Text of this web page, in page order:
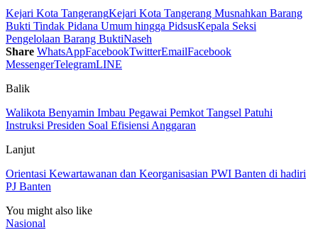
Kejari Kota TangerangKejari Kota Tangerang Musnahkan Barang
Bukti Tindak Pidana Umum hingga PidsusKepala Seksi
Pengelolaan Barang BuktiNaseh
Share WhatsAppFacebookTwitterEmailFacebook
MessengerTelegramLINE
Balik
Walikota Benyamin Imbau Pegawai Pemkot Tangsel Patuhi
Instruksi Presiden Soal Efisiensi Anggaran
Lanjut
Orientasi Kewartawanan dan Keorganisasian PWI Banten di hadiri
PJ Banten
You might also like
Nasional